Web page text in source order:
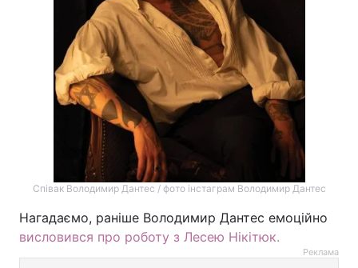
Співак Володимир Дантес / фото інстаграм Володимир Дантес
Нагадаємо, раніше Володимир Дантес емоційно
висловився про роботу з Лесею Нікітюк.
Реклама